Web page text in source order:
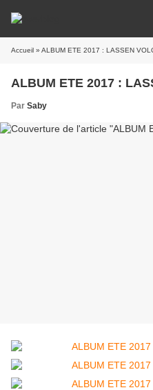
Accueil » ALBUM ETE 2017 : LASSEN
ALBUM ETE 2017 :
Par Saby